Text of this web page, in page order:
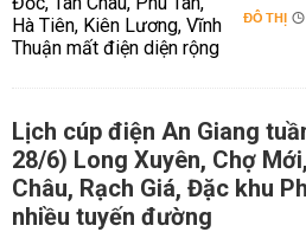
ĐÔ THỊ
Lịch cúp điện An Giang
28/6) Long Xuyên, Chợ
Châu, Rạch Giá, Đặc khu
nhiều tuyến đường